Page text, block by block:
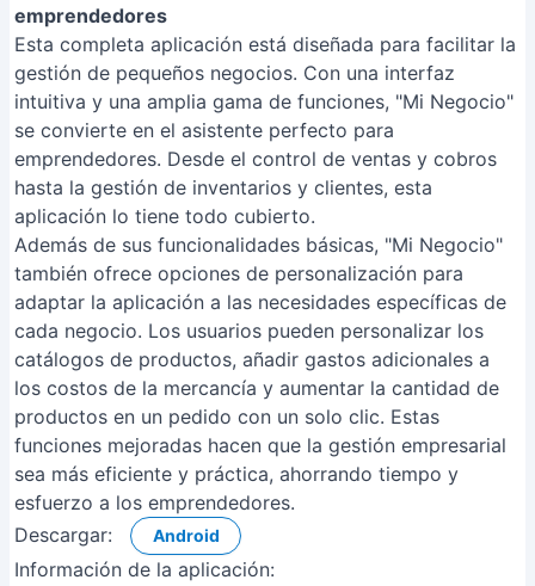
emprendedores
Esta completa aplicación está diseñada para facilitar la
gestión de pequeños negocios. Con una interfaz
intuitiva y una amplia gama de funciones, "Mi Negocio"
se convierte en el asistente perfecto para
emprendedores. Desde el control de ventas y cobros
hasta la gestión de inventarios y clientes, esta
aplicación lo tiene todo cubierto.
Además de sus funcionalidades básicas, "Mi Negocio"
también ofrece opciones de personalización para
adaptar la aplicación a las necesidades específicas de
cada negocio. Los usuarios pueden personalizar los
catálogos de productos, añadir gastos adicionales a
los costos de la mercancía y aumentar la cantidad de
productos en un pedido con un solo clic. Estas
funciones mejoradas hacen que la gestión empresarial
sea más eficiente y práctica, ahorrando tiempo y
esfuerzo a los emprendedores.
Descargar:
Android
Información de la aplicación: